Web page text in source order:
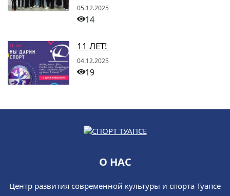
05.12.2025
14
11 ЛЕТ!
04.12.2025
19
О НАС
Центр развития современной культуры и спорта Туапсе